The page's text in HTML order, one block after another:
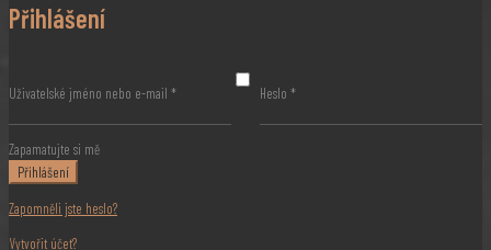
Přihlášení
Uživatelské jméno nebo e-mail * Heslo *
Zapamatujte si mě
Přihlášení
Zapomněli jste heslo?
Vytvořit účet?